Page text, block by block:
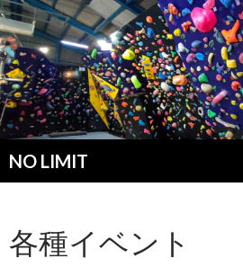
NO LIMIT
索
ン
ツ
各種イベント